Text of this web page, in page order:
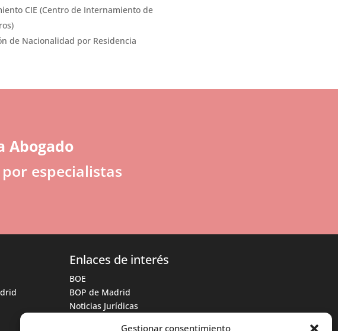
Gestionar consentimiento
CIE (Centro de Internamiento de
de Nacionalidad por Residencia
Abogado
especialistas
Enlaces de interés
BOE
BOP de Madrid
Noticias Jurídicas